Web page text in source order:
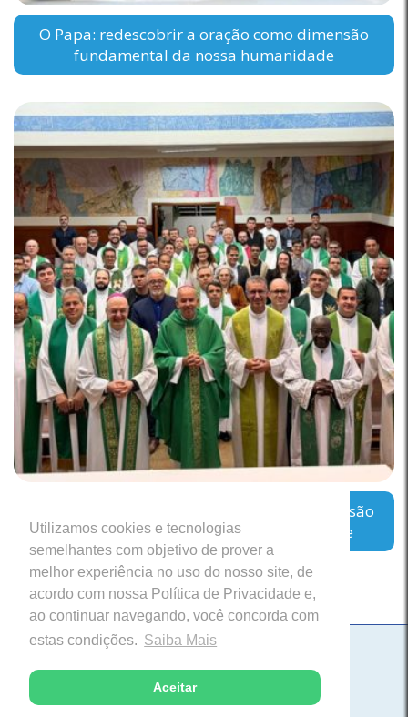
Utilizamos cookies e tecnologias
semelhantes com objetivo de prover a
melhor experiência no uso do nosso site, de
acordo com nossa Política de Privacidade e,
ao continuar navegando, você concorda com
estas condições. Saiba Mais
Aceitar
O Papa: redescobrir a oração como dimensão
fundamental da nossa humanidade
Regional Leste 2 inicia encontro sobre a missão
das Cúrias Diocesanas em Belo Horizonte
Paróquia Nossa Senhora da Saúde
Itabira, Minas Gerais
Desenvolvido com excelência pela